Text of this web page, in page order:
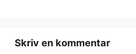
Skriv en kommentar